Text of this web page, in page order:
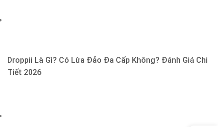
Droppii Là Gì? Có Lừa Đảo Đa Cấp Không? Đánh Giá Chi
Tiết 2026